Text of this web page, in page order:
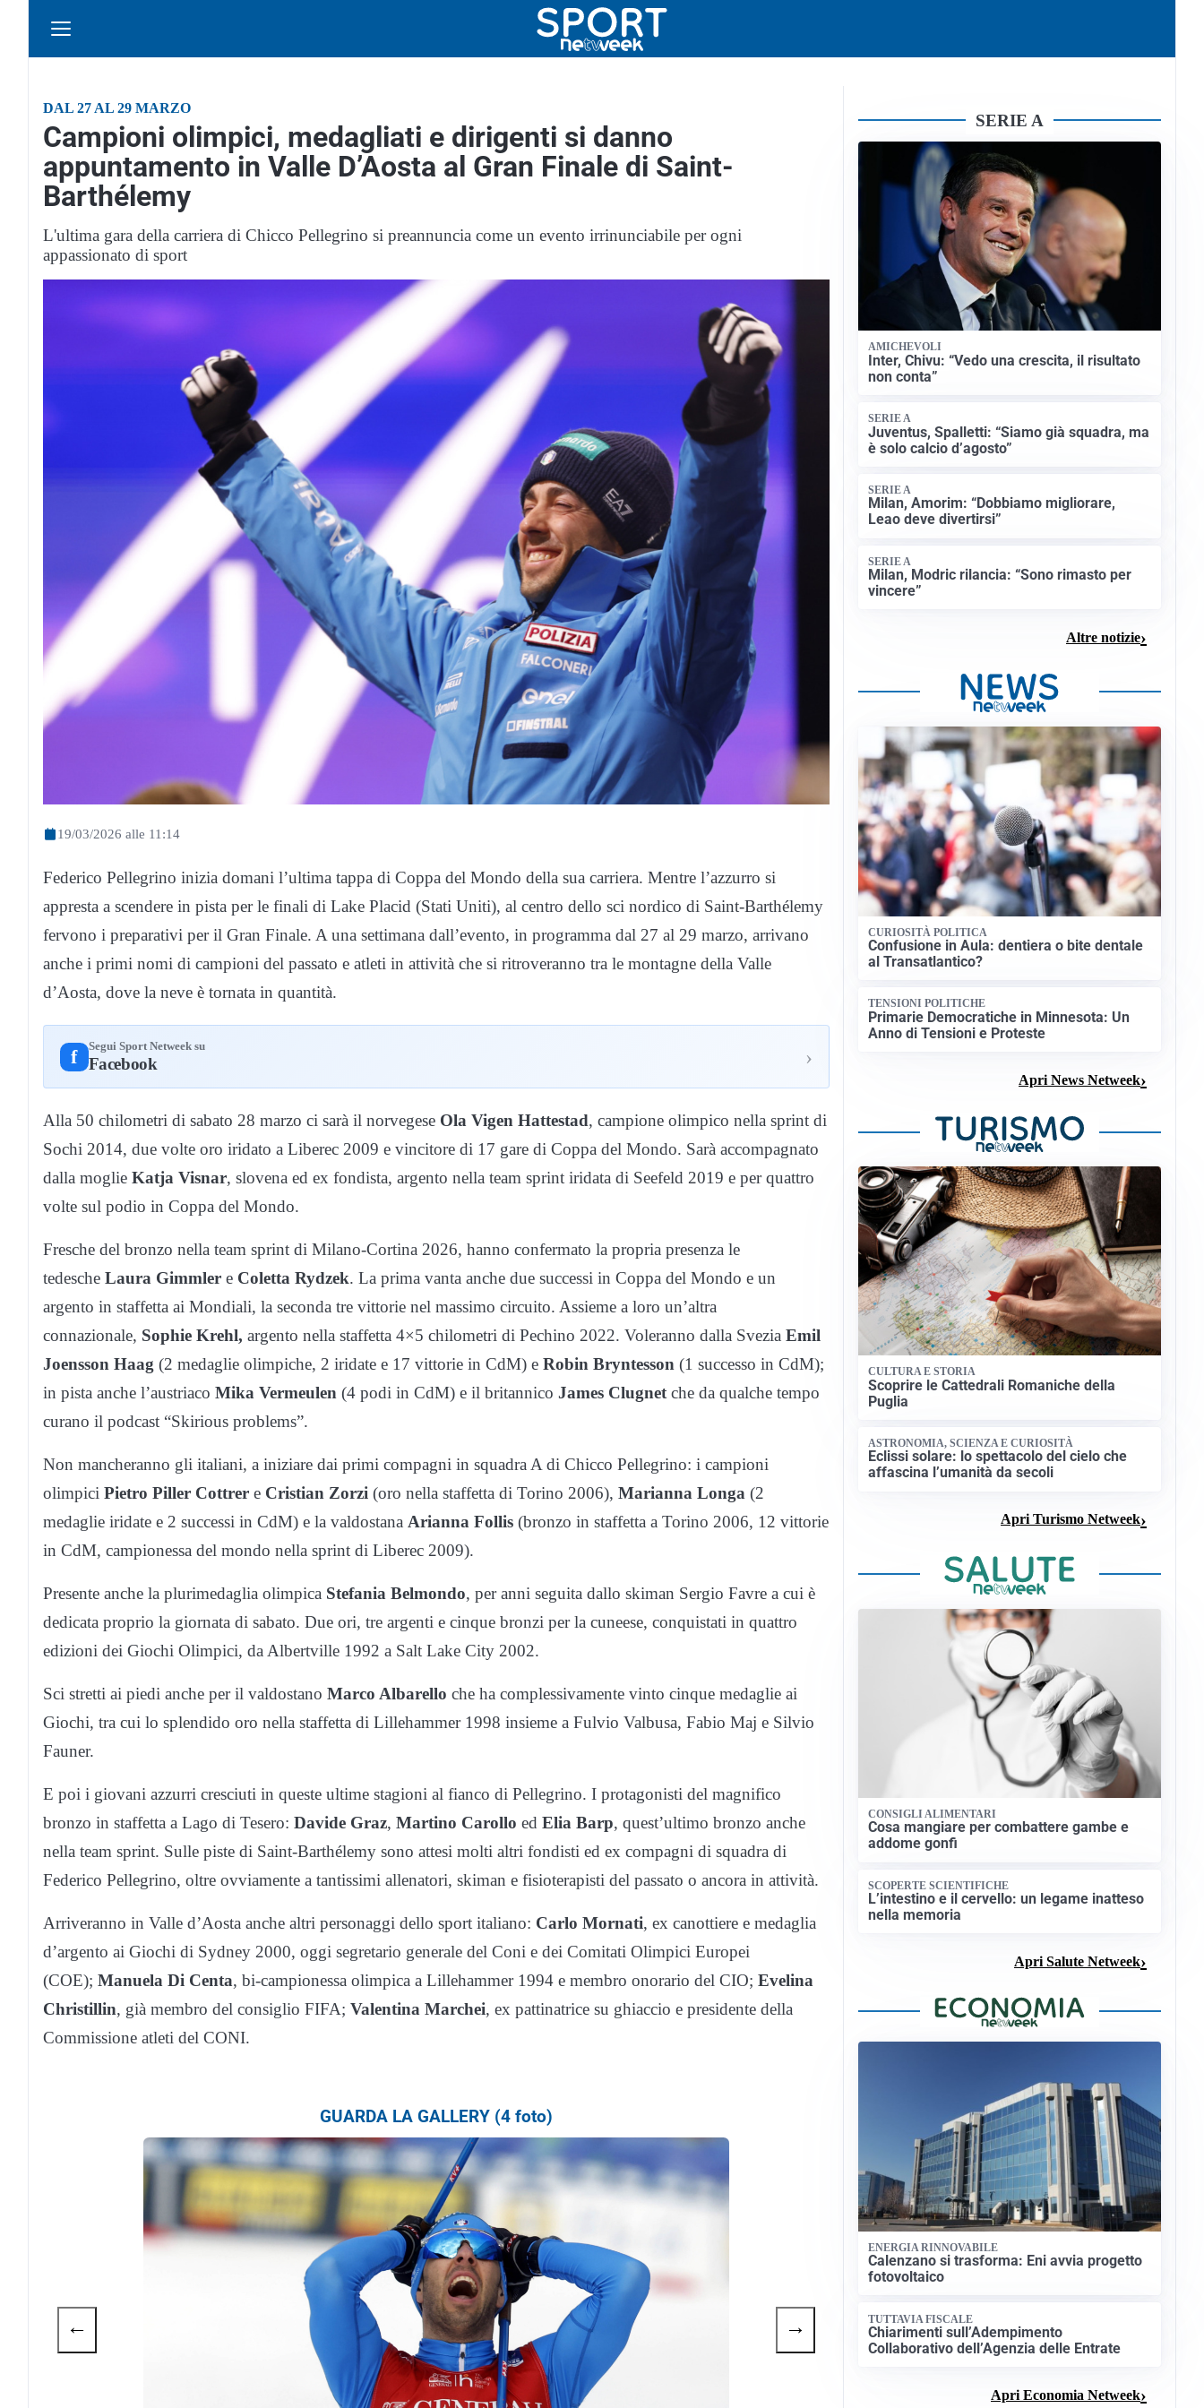
DAL 27 AL 29 MARZO
Campioni olimpici, medagliati e dirigenti si danno
appuntamento in Valle D’Aosta al Gran Finale di Saint-
Barthélemy
L'ultima gara della carriera di Chicco Pellegrino si preannuncia come un evento irrinunciabile per ogni
appassionato di sport
19/03/2026 alle 11:14
Federico Pellegrino inizia domani l’ultima tappa di Coppa del Mondo della sua carriera. Mentre l’azzurro si
appresta a scendere in pista per le finali di Lake Placid (Stati Uniti), al centro dello sci nordico di Saint-Barthélemy
fervono i preparativi per il Gran Finale. A una settimana dall’evento, in programma dal 27 al 29 marzo, arrivano
anche i primi nomi di campioni del passato e atleti in attività che si ritroveranno tra le montagne della Valle
d’Aosta, dove la neve è tornata in quantità.
f Segui Sport Netweek su
Facebook ›
Alla 50 chilometri di sabato 28 marzo ci sarà il norvegese Ola Vigen Hattestad, campione olimpico nella sprint di
Sochi 2014, due volte oro iridato a Liberec 2009 e vincitore di 17 gare di Coppa del Mondo. Sarà accompagnato
dalla moglie Katja Visnar, slovena ed ex fondista, argento nella team sprint iridata di Seefeld 2019 e per quattro
volte sul podio in Coppa del Mondo.
Fresche del bronzo nella team sprint di Milano-Cortina 2026, hanno confermato la propria presenza le
tedesche Laura Gimmler e Coletta Rydzek. La prima vanta anche due successi in Coppa del Mondo e un
argento in staffetta ai Mondiali, la seconda tre vittorie nel massimo circuito. Assieme a loro un’altra
connazionale, Sophie Krehl, argento nella staffetta 4×5 chilometri di Pechino 2022. Voleranno dalla Svezia Emil
Joensson Haag (2 medaglie olimpiche, 2 iridate e 17 vittorie in CdM) e Robin Bryntesson (1 successo in CdM);
in pista anche l’austriaco Mika Vermeulen (4 podi in CdM) e il britannico James Clugnet che da qualche tempo
curano il podcast “Skirious problems”.
Non mancheranno gli italiani, a iniziare dai primi compagni in squadra A di Chicco Pellegrino: i campioni
olimpici Pietro Piller Cottrer e Cristian Zorzi (oro nella staffetta di Torino 2006), Marianna Longa (2
medaglie iridate e 2 successi in CdM) e la valdostana Arianna Follis (bronzo in staffetta a Torino 2006, 12 vittorie
in CdM, campionessa del mondo nella sprint di Liberec 2009).
Presente anche la plurimedaglia olimpica Stefania Belmondo, per anni seguita dallo skiman Sergio Favre a cui è
dedicata proprio la giornata di sabato. Due ori, tre argenti e cinque bronzi per la cuneese, conquistati in quattro
edizioni dei Giochi Olimpici, da Albertville 1992 a Salt Lake City 2002.
Sci stretti ai piedi anche per il valdostano Marco Albarello che ha complessivamente vinto cinque medaglie ai
Giochi, tra cui lo splendido oro nella staffetta di Lillehammer 1998 insieme a Fulvio Valbusa, Fabio Maj e Silvio
Fauner.
E poi i giovani azzurri cresciuti in queste ultime stagioni al fianco di Pellegrino. I protagonisti del magnifico
bronzo in staffetta a Lago di Tesero: Davide Graz, Martino Carollo ed Elia Barp, quest’ultimo bronzo anche
nella team sprint. Sulle piste di Saint-Barthélemy sono attesi molti altri fondisti ed ex compagni di squadra di
Federico Pellegrino, oltre ovviamente a tantissimi allenatori, skiman e fisioterapisti del passato o ancora in attività.
Arriveranno in Valle d’Aosta anche altri personaggi dello sport italiano: Carlo Mornati, ex canottiere e medaglia
d’argento ai Giochi di Sydney 2000, oggi segretario generale del Coni e dei Comitati Olimpici Europei
(COE); Manuela Di Centa, bi-campionessa olimpica a Lillehammer 1994 e membro onorario del CIO; Evelina
Christillin, già membro del consiglio FIFA; Valentina Marchei, ex pattinatrice su ghiaccio e presidente della
Commissione atleti del CONI.
GUARDA LA GALLERY (4 foto)
← →
SERIE A
AMICHEVOLI
Inter, Chivu: “Vedo una crescita, il risultato
non conta”
SERIE A
Juventus, Spalletti: “Siamo già squadra, ma
è solo calcio d’agosto”
SERIE A
Milan, Amorim: “Dobbiamo migliorare,
Leao deve divertirsi”
SERIE A
Milan, Modric rilancia: “Sono rimasto per
vincere”
Altre notizie
CURIOSITÀ POLITICA
Confusione in Aula: dentiera o bite dentale
al Transatlantico?
TENSIONI POLITICHE
Primarie Democratiche in Minnesota: Un
Anno di Tensioni e Proteste
Apri News Netweek
CULTURA E STORIA
Scoprire le Cattedrali Romaniche della
Puglia
ASTRONOMIA, SCIENZA E CURIOSITÀ
Eclissi solare: lo spettacolo del cielo che
affascina l’umanità da secoli
Apri Turismo Netweek
CONSIGLI ALIMENTARI
Cosa mangiare per combattere gambe e
addome gonfi
SCOPERTE SCIENTIFICHE
L’intestino e il cervello: un legame inatteso
nella memoria
Apri Salute Netweek
ENERGIA RINNOVABILE
Calenzano si trasforma: Eni avvia progetto
fotovoltaico
TUTTAVIA FISCALE
Chiarimenti sull’Adempimento
Collaborativo dell’Agenzia delle Entrate
Apri Economia Netweek